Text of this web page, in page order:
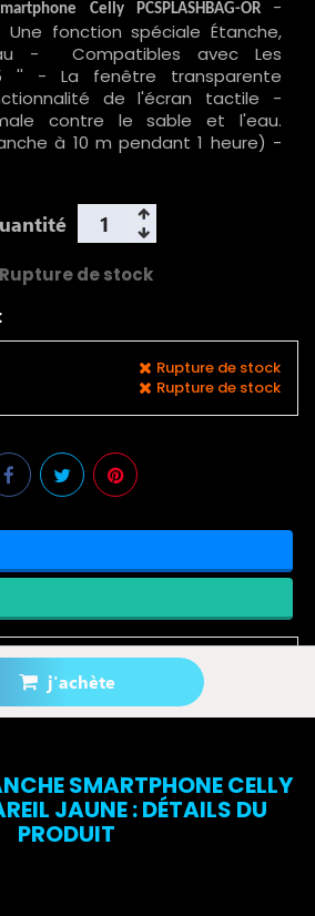
Celly PCSPLASHBAG-OR
-
Une fonction spéciale Étanche,
- Compatibles avec Les
'' - La fenêtre transparente
de l'écran tactile -
contre le sable et l'eau.
à 10 m pendant 1 heure) -
j'achète
de stock
Rupture de stock
Rupture de stock
le produit est disponible
SMARTPHONE CELLY
JAUNE : DÉTAILS DU
PRODUIT